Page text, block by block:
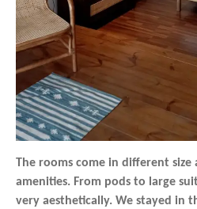
The rooms come in different
amenities. From pods to large
very aesthetically. We stayed in